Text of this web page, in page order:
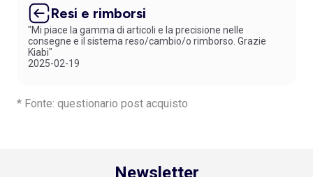
Resi e rimborsi
"Mi piace la gamma di articoli e la precisione nelle
consegne e il sistema reso/cambio/o rimborso. Grazie
Kiabi"
2025-02-19
* Fonte: questionario post acquisto
Newsletter